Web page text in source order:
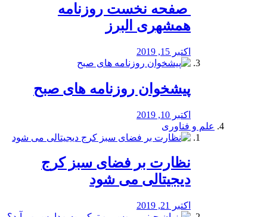
️ صفحه نخست روزنامه‌
همشهری البرز
اکتبر 15, 2019
پیشخوان روزنامه های صبح
اکتبر 10, 2019
علم و فناوری
نظارت بر فضای سبز کرج
دیجیتالی می شود
اکتبر 21, 2019